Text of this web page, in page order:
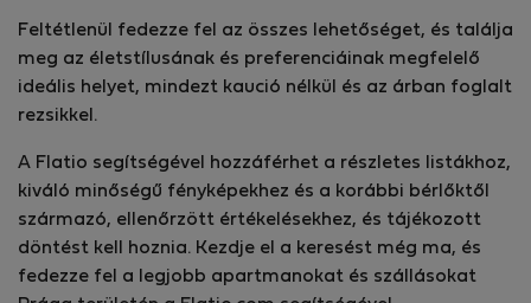
Feltétlenül fedezze fel az összes lehetőséget, és találja
meg az életstílusának és preferenciáinak megfelelő
ideális helyet, mindezt kaució nélkül és az árban foglalt
rezsikkel.
A Flatio segítségével hozzáférhet a részletes listákhoz,
kiváló minőségű fényképekhez és a korábbi bérlőktől
származó, ellenőrzött értékelésekhez, és tájékozott
döntést kell hoznia. Kezdje el a keresést még ma, és
fedezze fel a legjobb apartmanokat és szállásokat